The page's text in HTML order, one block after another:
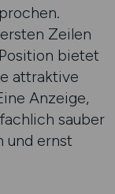
Zeilen
bietet
attraktive
Anzeige,
sauber
und ernst